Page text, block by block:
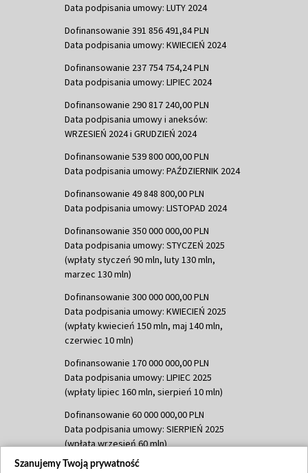
Data podpisania umowy: LUTY 2024
Dofinansowanie 391 856 491,84 PLN
Data podpisania umowy: KWIECIEŃ 2024
Dofinansowanie 237 754 754,24 PLN
Data podpisania umowy: LIPIEC 2024
Dofinansowanie 290 817 240,00 PLN
Data podpisania umowy i aneksów:
WRZESIEŃ 2024 i GRUDZIEŃ 2024
Dofinansowanie 539 800 000,00 PLN
Data podpisania umowy: PAŹDZIERNIK 2024
Dofinansowanie 49 848 800,00 PLN
Data podpisania umowy: LISTOPAD 2024
Dofinansowanie 350 000 000,00 PLN
Data podpisania umowy: STYCZEŃ 2025
(wpłaty styczeń 90 mln, luty 130 mln,
marzec 130 mln)
Dofinansowanie 300 000 000,00 PLN
Data podpisania umowy: KWIECIEŃ 2025
(wpłaty kwiecień 150 mln, maj 140 mln,
czerwiec 10 mln)
Dofinansowanie 170 000 000,00 PLN
Data podpisania umowy: LIPIEC 2025
(wpłaty lipiec 160 mln, sierpień 10 mln)
Dofinansowanie 60 000 000,00 PLN
Data podpisania umowy: SIERPIEŃ 2025
(wpłata wrzesień 60 mln)
Dofinansowanie 635 783 051,21 PLN
Szanujemy Twoją prywatność